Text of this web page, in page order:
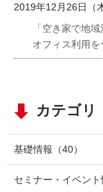
2019年12月26日（
「空き家で地
オフィス利用
カテゴリ
基礎情報 （40）
セミナー・イベント